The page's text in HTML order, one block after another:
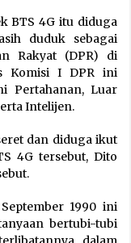
BTS 4G itu diduga
duduk sebagai
Rakyat (DPR) di
Komisi I DPR ini
Pertahanan, Luar
Intelijen.
dan diduga ikut
4G tersebut, Dito
1990 ini
bertubi-tubi